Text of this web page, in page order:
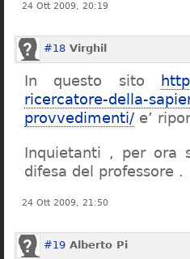
24 Ott 2009, 20:19
#18 Virghil
In questo sito
ricercatore-della-
provvedimenti/ e’
Inquietanti , per ora
difesa del professore .
24 Ott 2009, 21:50
#19 Alberto Pi